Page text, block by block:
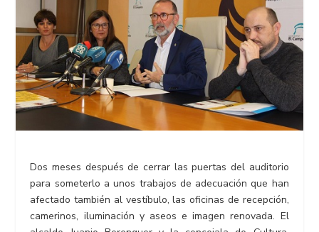
Dos meses después de cerrar las puertas del auditorio
para someterlo a unos trabajos de adecuación que han
afectado también al vestíbulo, las oficinas de recepción,
camerinos, iluminación y aseos e imagen renovada. El